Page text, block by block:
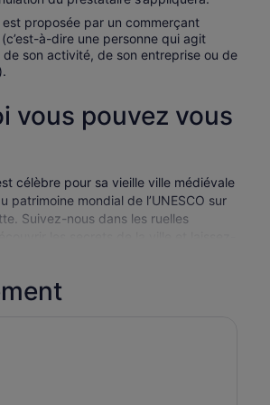
proposée par un commerçant
à-dire une personne qui agit
son activité, de son entreprise ou de
vous pouvez vous
célèbre pour sa vieille ville médiévale
patrimoine mondial de l’UNESCO sur
Suivez-nous dans les ruelles
les grandes places, les églises et les
allant de l'architecture gothique à
passant par l'architecture baroque.